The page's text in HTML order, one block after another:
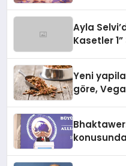
Ayla
Kasetler
Yeni
göre,